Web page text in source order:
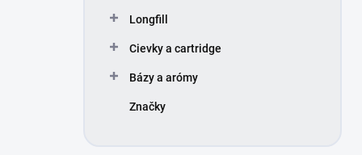
Longfill
Cievky a cartridge
Bázy a arómy
Značky